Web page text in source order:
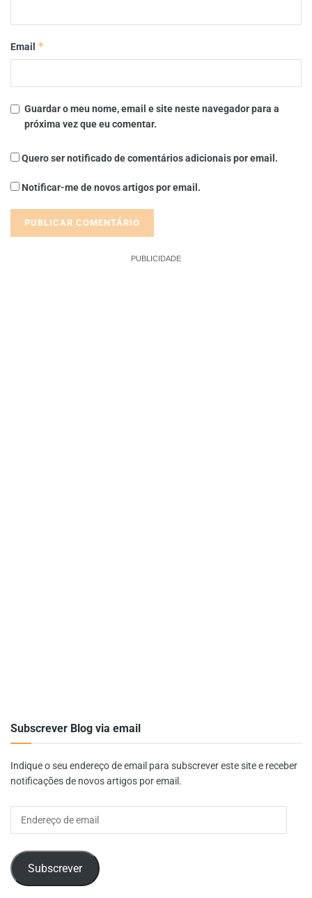
Email *
Guardar o meu nome, email e site neste navegador para a
próxima vez que eu comentar.
Quero ser notificado de comentários adicionais por email.
Notificar-me de novos artigos por email.
PUBLICIDADE
Subscrever Blog via email
Indique o seu endereço de email para subscrever este site e receber
notificações de novos artigos por email.
Subscrever